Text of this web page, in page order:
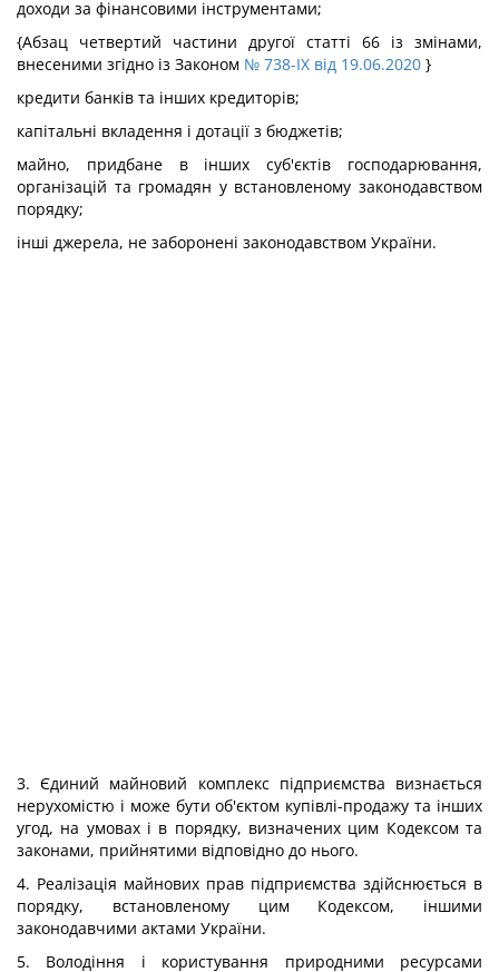
доходи за фінансовими інструментами;
{Абзац четвертий частини другої статті 66 із змінами,
внесеними згідно із Законом № 738-IX від 19.06.2020 }
кредити банків та інших кредиторів;
капітальні вкладення і дотації з бюджетів;
майно, придбане в інших суб'єктів господарювання,
організацій та громадян у встановленому законодавством
порядку;
інші джерела, не заборонені законодавством України.
3. Єдиний майновий комплекс підприємства визнається
нерухомістю і може бути об'єктом купівлі-продажу та інших
угод, на умовах і в порядку, визначених цим Кодексом та
законами, прийнятими відповідно до нього.
4. Реалізація майнових прав підприємства здійснюється в
порядку, встановленому цим Кодексом, іншими
законодавчими актами України.
5. Володіння і користування природними ресурсами